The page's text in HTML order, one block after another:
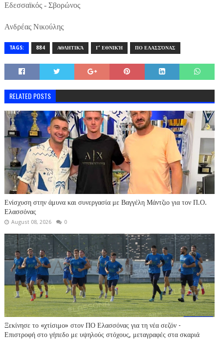
Εδεσσαϊκός - Σβορώνος
Ανδρέας Νικούλης
TAGS: 884 ΑΘΛΗΤΙΚΆ Γ' ΕΘΝΙΚΉ ΠΟ ΕΛΑΣΣΌΝΑΣ
RELATED POSTS
Ενίσχυση στην άμυνα και συνεργασία με Βαγγέλη Μάντζιο για τον Π.Ο.
Ελασσόνας
August 08, 2026 0
Ξεκίνησε το «χτίσιμο» στον ΠΟ Ελασσόνας για τη νέα σεζόν -
Επιστροφή στο γήπεδο με υψηλούς στόχους, μεταγραφές στα σκαριά